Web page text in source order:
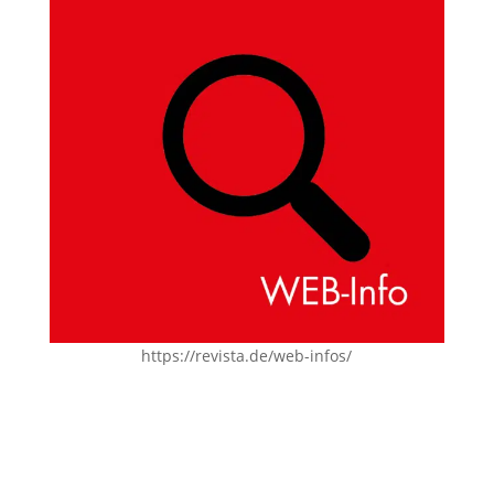
https://revista.de/web-infos/